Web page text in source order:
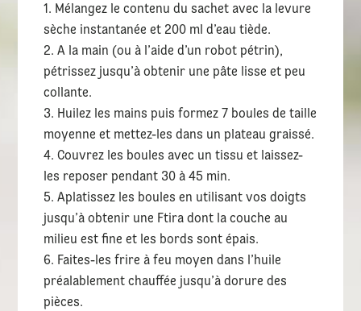
Mélangez le contenu du sachet avec la levure
sèche instantanée et 200 ml d’eau tiède.
A la main (ou à l’aide d’un robot pétrin),
pétrissez jusqu’à obtenir une pâte lisse et peu
collante.
Huilez les mains puis formez 7 boules de taille
moyenne et mettez-les dans un plateau graissé.
Couvrez les boules avec un tissu et laissez-
les reposer pendant 30 à 45 min.
Aplatissez les boules en utilisant vos doigts
jusqu’à obtenir une Ftira dont la couche au
milieu est fine et les bords sont épais.
Faites-les frire à feu moyen dans l’huile
préalablement chauffée jusqu’à dorure des
pièces.